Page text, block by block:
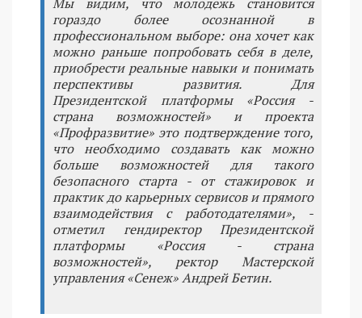
гораздо более осознанной в
профессиональном выборе: она хочет как
можно раньше попробовать себя в деле,
приобрести реальные навыки и понимать
перспективы развития. Для
Президентской платформы «Россия -
страна возможностей» и проекта
«Профразвитие» это подтверждение того,
что необходимо создавать как можно
больше возможностей для такого
безопасного старта - от стажировок и
практик до карьерных сервисов и прямого
взаимодействия с работодателями», -
отметил гендиректор Президентской
платформы «Россия - страна
возможностей», ректор Мастерской
управления «Сенеж» Андрей Бетин.